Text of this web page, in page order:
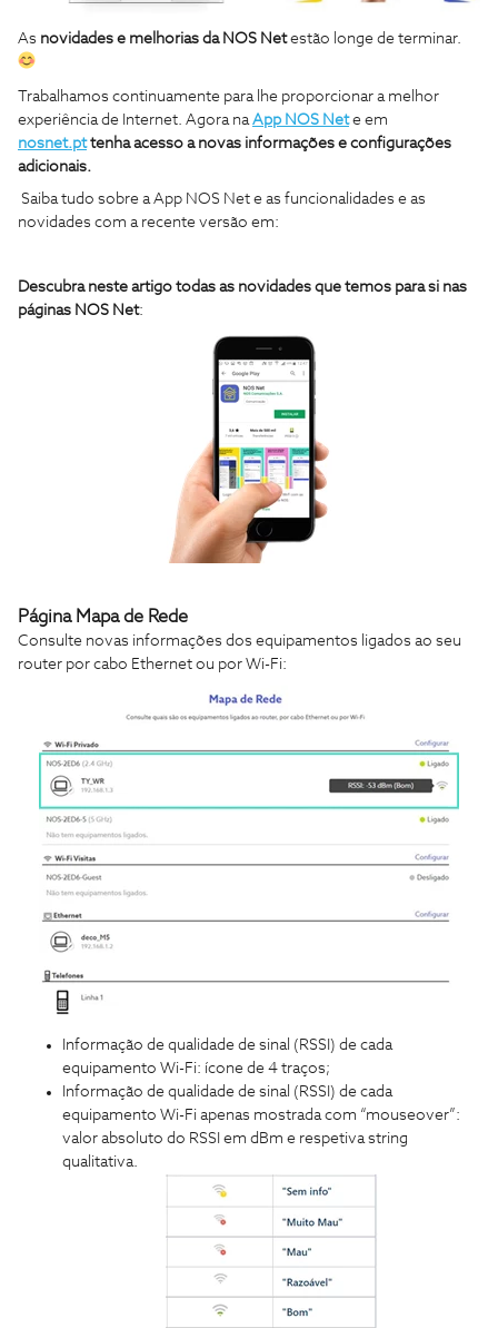
As novidades e melhorias da NOS Netestão longe de terminar.
Trabalhamos continuamente para lhe proporcionar a melhor
experiência de Internet. Agora naApp NOS Net e em
nosnet.pttenha acesso a novas informações e configurações
adicionais.
Saiba tudo sobre a App NOS Net e as funcionalidades e as
novidades com a recente versão em:
Descubra neste artigo todas as novidades que temos para si nas
páginas NOS Net:
Página Mapa de Rede
Consulte novas informações dos equipamentos ligados ao seu
router por cabo Ethernet ou por Wi-Fi:
Informação de qualidade de sinal (RSSI) de cada
equipamento Wi-Fi: ícone de 4 traços;
Informação de qualidade de sinal (RSSI) de cada
equipamento Wi-Fi apenas mostrada com “mouseover”:
valor absoluto do RSSI em dBm e respetiva string
qualitativa.